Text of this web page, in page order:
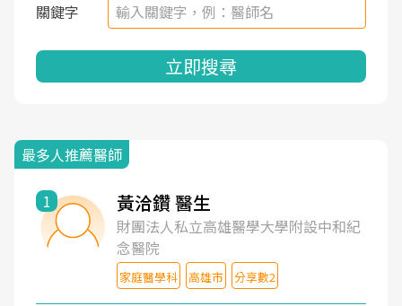
關鍵字
立即搜尋
最多人推薦醫師
1 黃洽鑽 醫生
財團法人私立高雄醫學大學附設中和紀
念醫院
家庭醫學科 高雄市 分享數2